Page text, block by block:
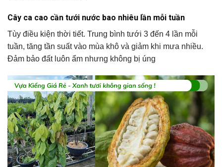
Cây ca cao cần tưới nước bao nhiêu lần mỗi tuần
Tùy điều kiện thời tiết. Trung bình tưới 3 đến 4 lần mỗi
tuần, tăng tần suất vào mùa khô và giảm khi mưa nhiều.
Đảm bảo đất luôn ẩm nhưng không bị úng